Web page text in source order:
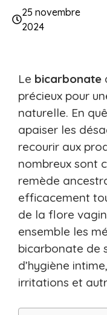
25 novembre
2024
Le bicarbonate
précieux pour
naturelle. En
apaiser les
recourir aux
nombreux sont
remède
efficacement
de la flore
ensemble les
bicarbonate de
d’hygiène
irritations et